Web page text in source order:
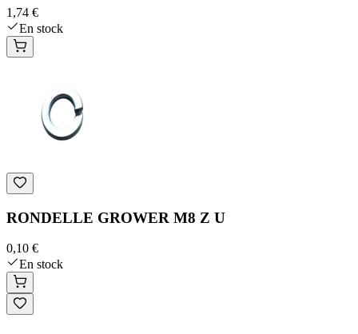
1,74 €
En stock
RONDELLE GROWER M8 Z U
0,10 €
En stock